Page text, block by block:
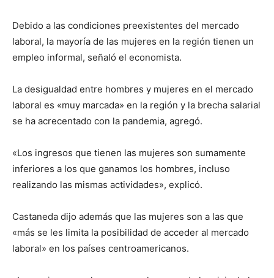
Debido a las condiciones preexistentes del mercado
laboral, la mayoría de las mujeres en la región tienen un
empleo informal, señaló el economista.
La desigualdad entre hombres y mujeres en el mercado
laboral es «muy marcada» en la región y la brecha salarial
se ha acrecentado con la pandemia, agregó.
«Los ingresos que tienen las mujeres son sumamente
inferiores a los que ganamos los hombres, incluso
realizando las mismas actividades», explicó.
Castaneda dijo además que las mujeres son a las que
«más se les limita la posibilidad de acceder al mercado
laboral» en los países centroamericanos.